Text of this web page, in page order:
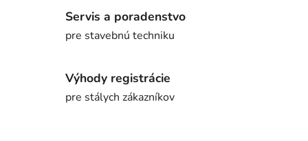
Servis a poradenstvo
pre stavebnú techniku
Výhody registrácie
pre stálych zákazníkov